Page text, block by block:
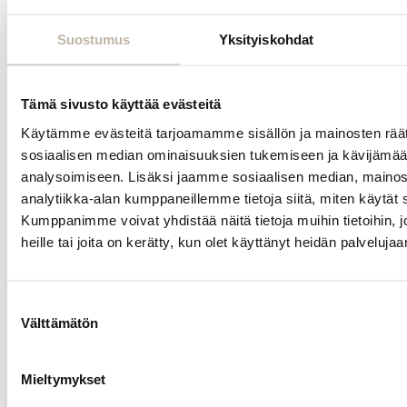
Suostumus Yksityiskohdat
Tämä sivusto käyttää evästeitä
Käytämme evästeitä tarjoamamme sisällön ja mainosten
sosiaalisen median ominaisuuksien tukemiseen ja
analysoimiseen. Lisäksi jaamme sosiaalisen median,
analytiikka-alan kumppaneillemme tietoja siitä, miten käytät
Kumppanimme voivat yhdistää näitä tietoja muihin tietoihin,
heille tai joita on kerätty, kun olet käyttänyt heidän
valinta
Välttämätön
Mieltymykset
pituudesta,
Kiinnitys ja
huolto
Valikoimastamme
löydät
myösteippihiusten